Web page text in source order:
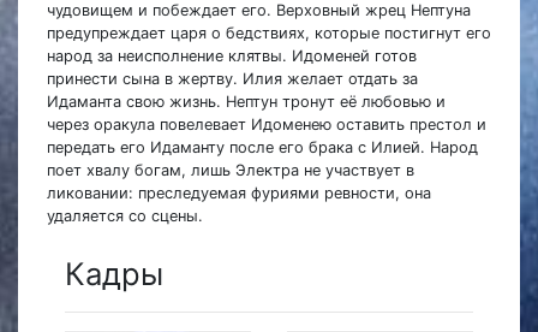
чудовищем и побеждает его. Верховный жрец Нептуна
предупреждает царя о бедствиях, которые постигнут его
народ за неисполнение клятвы. Идоменей готов
принести сына в жертву. Илия желает отдать за
Идаманта свою жизнь. Нептун тронут её любовью и
через оракула повелевает Идоменею оставить престол и
передать его Идаманту после его брака с Илией. Народ
поет хвалу богам, лишь Электра не участвует в
ликовании: преследуемая фуриями ревности, она
удаляется со сцены.
Кадры